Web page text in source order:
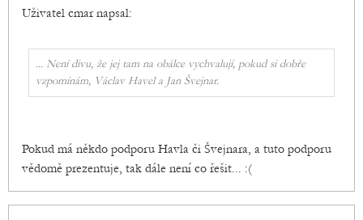
Uživatel cmar napsal:
... Není divu, že jej tam na obálce vychvalují, pokud si dobře
vzpomínám, Václav Havel a Jan Švejnar.
Pokud má někdo podporu Havla či Švejnara, a tuto podporu
vědomě prezentuje, tak dále není co řešit... :(